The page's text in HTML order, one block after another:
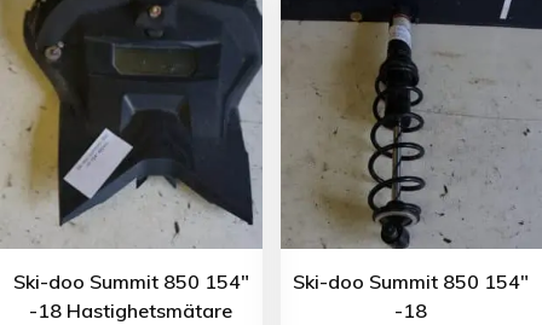
Ski-doo Summit 850 154″
-18 Hastighetsmätare
Ski-doo Summit 850 154″
-18